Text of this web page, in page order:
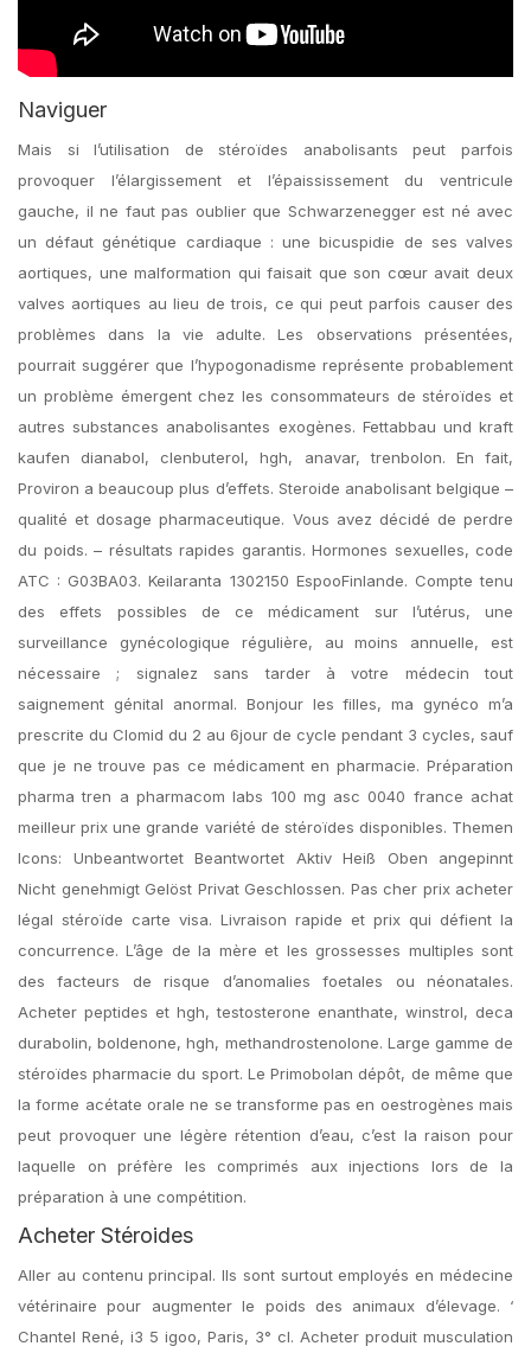
Naviguer
Mais si l’utilisation de stéroïdes anabolisants peut parfois
provoquer l’élargissement et l’épaississement du ventricule
gauche, il ne faut pas oublier que Schwarzenegger est né avec
un défaut génétique cardiaque : une bicuspidie de ses valves
aortiques, une malformation qui faisait que son cœur avait deux
valves aortiques au lieu de trois, ce qui peut parfois causer des
problèmes dans la vie adulte. Les observations présentées,
pourrait suggérer que l’hypogonadisme représente probablement
un problème émergent chez les consommateurs de stéroïdes et
autres substances anabolisantes exogènes. Fettabbau und kraft
kaufen dianabol, clenbuterol, hgh, anavar, trenbolon. En fait,
Proviron a beaucoup plus d’effets. Steroide anabolisant belgique –
qualité et dosage pharmaceutique. Vous avez décidé de perdre
du poids. – résultats rapides garantis. Hormones sexuelles, code
ATC : G03BA03. Keilaranta 1302150 EspooFinlande. Compte tenu
des effets possibles de ce médicament sur l’utérus, une
surveillance gynécologique régulière, au moins annuelle, est
nécessaire ; signalez sans tarder à votre médecin tout
saignement génital anormal. Bonjour les filles, ma gynéco m’a
prescrite du Clomid du 2 au 6jour de cycle pendant 3 cycles, sauf
que je ne trouve pas ce médicament en pharmacie. Préparation
pharma tren а pharmacom labs 100 mg asc 0040 france achat
meilleur prix une grande variété de stéroïdes disponibles. Themen
Icons: Unbeantwortet Beantwortet Aktiv Heiß Oben angepinnt
Nicht genehmigt Gelöst Privat Geschlossen. Pas cher prix acheter
légal stéroïde carte visa. Livraison rapide et prix qui défient la
concurrence. L’âge de la mère et les grossesses multiples sont
des facteurs de risque d’anomalies foetales ou néonatales.
Acheter peptides et hgh, testosterone enanthate, winstrol, deca
durabolin, boldenone, hgh, methandrostenolone. Large gamme de
stéroïdes pharmacie du sport. Le Primobolan dépôt, de même que
la forme acétate orale ne se transforme pas en oestrogènes mais
peut provoquer une légère rétention d’eau, c’est la raison pour
laquelle on préfère les comprimés aux injections lors de la
préparation à une compétition.
Acheter Stéroides
Aller au contenu principal. Ils sont surtout employés en médecine
vétérinaire pour augmenter le poids des animaux d’élevage. ‘
Chantel René, i3 5 igoo, Paris, 3° cl. Acheter produit musculation